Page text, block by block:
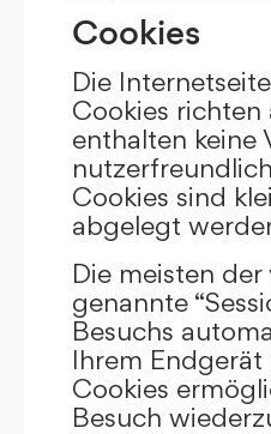
Cookies
Die
Cookies richten
enthalten keine
Cookies sind
abgelegt
Die meisten
genannte
Besuchs
Ihrem Endgerät
Cookies
Besuch